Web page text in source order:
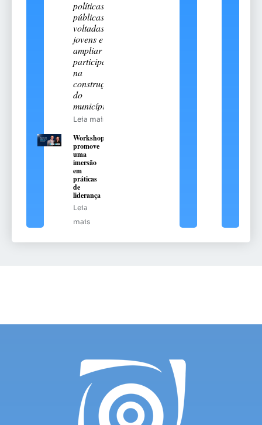
políticas
públicas
voltadas aos
jovens e
ampliar sua
participação
na
construção
do
município
Leia mais
Workshop
promove
uma
imersão
em
práticas
de
liderança
Leia
mais